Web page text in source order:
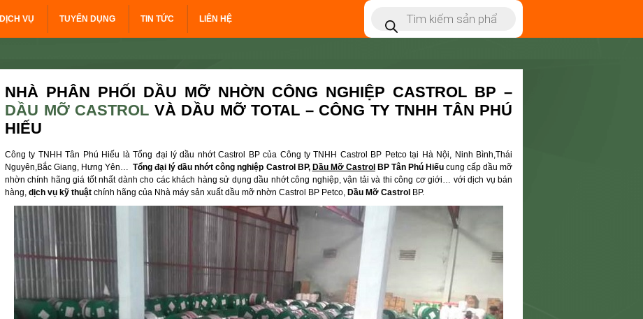
DỊCH VỤ TUYỂN DỤNG TIN TỨC LIÊN HỆ
NHÀ PHÂN PHỐI DẦU MỠ NHỜN CÔNG NGHIỆP CASTROL BP –
DẦU MỠ CASTROL VÀ DẦU MỠ TOTAL – CÔNG TY TNHH TÂN PHÚ
HIẾU
Công ty TNHH Tân Phú Hiếu là Tổng đại lý dầu nhớt Castrol BP của Công ty TNHH Castrol BP Petco tại Hà Nội, Ninh Bình,Thái
Nguyên,Bắc Giang, Hưng Yên…Tổng đại lý dầu nhớt công nghiệp Castrol BP, Dầu Mỡ Castrol BP Tân Phú Hiếucung cấp dầu mỡ
nhờn chính hãng giá tốt nhất dành cho các khách hàng sử dụng dầu nhớt công nghiệp, vận tải và thi công cơ giới… với dịch vụ bán
hàng, dịch vụ kỹ thuật chính hãng của Nhà máy sản xuất dầu mỡ nhờn Castrol BP Petco, Dầu Mỡ Castrol BP.